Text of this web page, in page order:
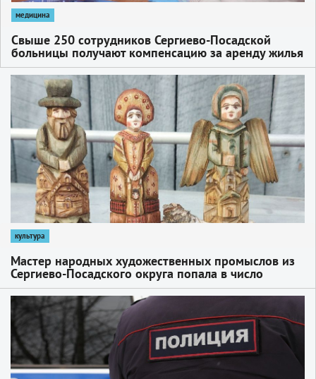
медицина
Свыше 250 сотрудников Сергиево-Посадской
больницы получают компенсацию за аренду жилья
культура
Мастер народных художественных промыслов из
Сергиево-Посадского округа попала в число
победителей международной выставки